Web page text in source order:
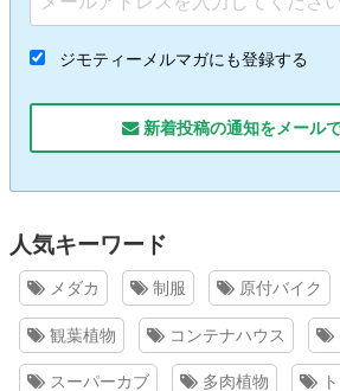
ジモティーメルマガにも登録する
新着投稿の通知をメール
人気キーワード
メダカ 制服 原付バイク
観葉植物 コンテナハウス
スーパーカブ 多肉植物